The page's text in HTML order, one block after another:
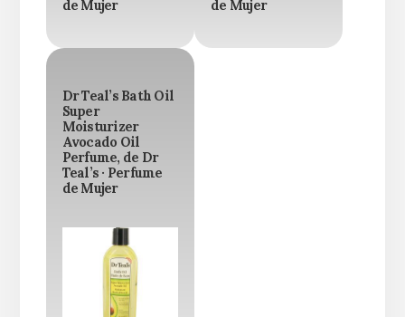
de Mujer
de Mujer
Dr Teal’s Bath Oil
Super
Moisturizer
Avocado Oil
Perfume, de Dr
Teal’s · Perfume
de Mujer